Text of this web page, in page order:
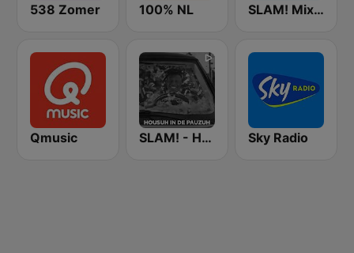
538 Zomer 100% NL SLAM! Mixmarathon
Qmusic SLAM! - Housuh in de Pauzuh Sky Radio